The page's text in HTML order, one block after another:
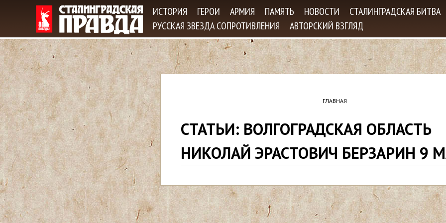
Jump to navigation
ИСТОРИЯ ГЕРОИ АРМИЯ ПАМЯТЬ НОВОСТИ
СТАЛИНГРАДСКАЯ БИТВА
РУССКАЯ ЗВЕЗДА СОПРОТИВЛЕНИЯ
АВТОРСКИЙ ВЗГЛЯД
з
д
ГЛАВНАЯ
СТАТЬИ: ВОЛГОГРАДСКАЯ ОБЛАСТЬ
НИКОЛАЙ ЭРАСТОВИЧ БЕРЗАРИН 9